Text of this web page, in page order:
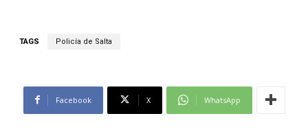
TAGS Policía de Salta
Facebook X WhatsApp